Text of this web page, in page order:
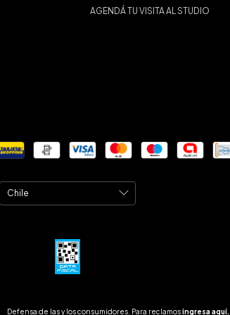
AGENDÁ TU VISITA AL STUDIO
Defensa de las y los consumidores. Para reclamos ingresa aquí.